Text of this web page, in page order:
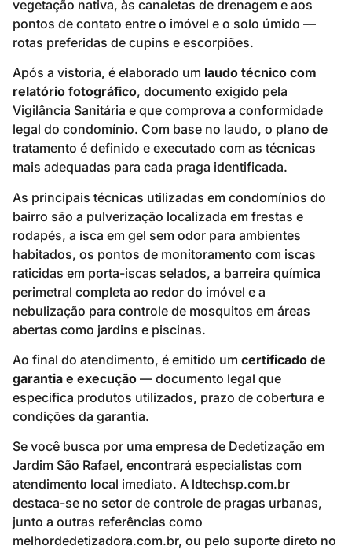
vegetação nativa, às canaletas de drenagem e aos
pontos de contato entre o imóvel e o solo úmido —
rotas preferidas de cupins e escorpiões.
Após a vistoria, é elaborado um laudo técnico com
relatório fotográfico, documento exigido pela
Vigilância Sanitária e que comprova a conformidade
legal do condomínio. Com base no laudo, o plano de
tratamento é definido e executado com as técnicas
mais adequadas para cada praga identificada.
As principais técnicas utilizadas em condomínios do
bairro são a pulverização localizada em frestas e
rodapés, a isca em gel sem odor para ambientes
habitados, os pontos de monitoramento com iscas
raticidas em porta-iscas selados, a barreira química
perimetral completa ao redor do imóvel e a
nebulização para controle de mosquitos em áreas
abertas como jardins e piscinas.
Ao final do atendimento, é emitido um certificado de
garantia e execução — documento legal que
especifica produtos utilizados, prazo de cobertura e
condições da garantia.
Se você busca por uma empresa de Dedetização em
Jardim São Rafael, encontrará especialistas com
atendimento local imediato. A ldtechsp.com.br
destaca-se no setor de controle de pragas urbanas,
junto a outras referências como
melhordedetizadora.com.br, ou pelo suporte direto no